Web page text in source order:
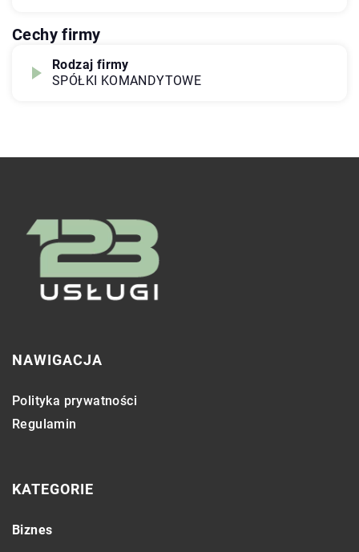
Cechy firmy
Rodzaj firmy
SPÓŁKI KOMANDYTOWE
NAWIGACJA
Polityka prywatności
Regulamin
KATEGORIE
Biznes